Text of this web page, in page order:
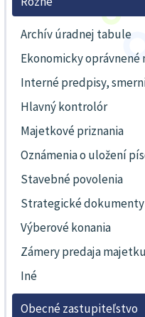
Archív úradnej tabule
Ekonomicky oprávnené
Interné predpisy,
Hlavný kontrolór
Majetkové priznania
Oznámenia o uložení
Stavebné povolenia
Strategické dokumenty
Výberové konania
Zámery predaja majetku
Iné
Obecné zastupiteľstvo